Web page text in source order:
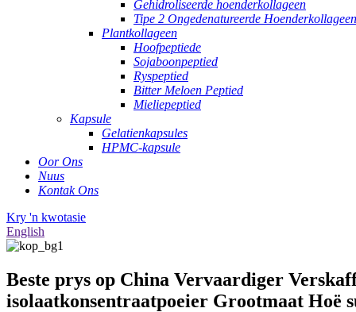
Gehidroliseerde hoenderkollageen
Tipe 2 Ongedenatureerde Hoenderkollageen
Plantkollageen
Hoofpeptiede
Sojaboonpeptied
Ryspeptied
Bitter Meloen Peptied
Mieliepeptied
Kapsule
Gelatienkapsules
HPMC-kapsule
Oor Ons
Nuus
Kontak Ons
Kry 'n kwotasie
English
Beste prys op China Vervaardiger
isolaatkonsentraatpoeier Grootmaat Hoë